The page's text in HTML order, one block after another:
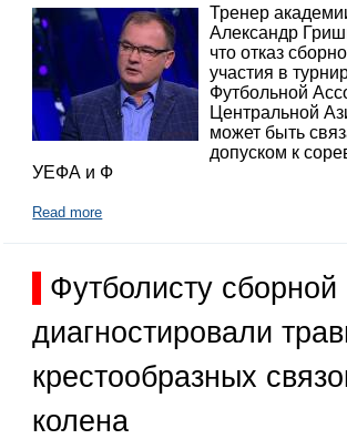
Тренер
Александр
что отказ
участия в
Футбольной
Центральной
может быть
допуском к
УЕФА и Ф
Read more
Футболисту сборной
диагностировали
крестообразных
колена